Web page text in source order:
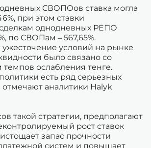
СВОПОов ставка могла
при этом ставки
однодневных РЕПО
по СВОПам – 567,65%.
условий на рынке
было связано со
ослабления тенге.
есть ряд серьезных
отмечают аналитики Halyk
такой стратегии, предполагают
рост ставок
запас прочности
систем и повышает